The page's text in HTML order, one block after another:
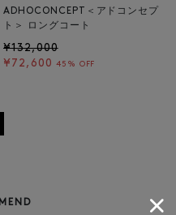
ADHOCONCEPT＜アドコンセプ
ト＞ ロングコート
¥132,000
¥72,600 45% OFF